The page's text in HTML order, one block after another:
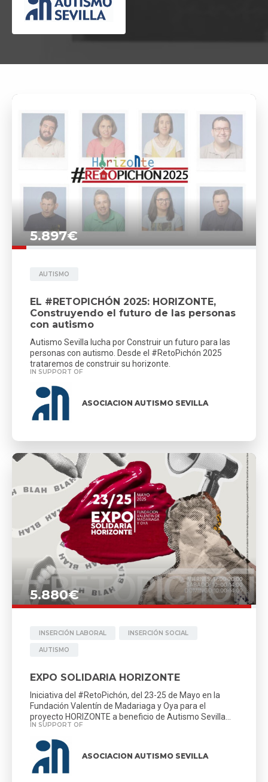
5.897€
AUTISMO
EL #RETOPICHÓN 2025: HORIZONTE,
Construyendo el futuro de las personas
con autismo
Autismo Sevilla lucha por Construir un futuro para las
personas con autismo. Desde el #RetoPichón 2025
trataremos de construir su horizonte.
IN SUPPORT OF
ASOCIACION AUTISMO SEVILLA
5.880€
INSERCIÓN LABORAL INSERCIÓN SOCIAL
AUTISMO
EXPO SOLIDARIA HORIZONTE
Iniciativa del #RetoPichón, del 23-25 de Mayo en la
Fundación Valentín de Madariaga y Oya para el
proyecto HORIZONTE a beneficio de Autismo Sevilla...
IN SUPPORT OF
ASOCIACION AUTISMO SEVILLA